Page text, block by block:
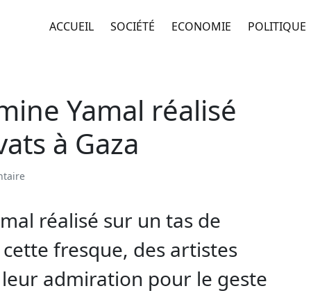
ACCUEIL SOCIÉTÉ ECONOMIE POLITIQUE
Yamal réalisé
à Gaza
réalisé sur un tas de
fresque, des artistes
admiration pour le geste